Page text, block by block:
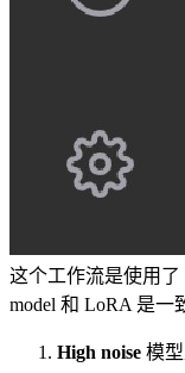
这个工作流是使用
model 和 LoRA 是一
High noise 模